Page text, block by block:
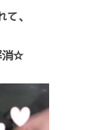
、
消☆